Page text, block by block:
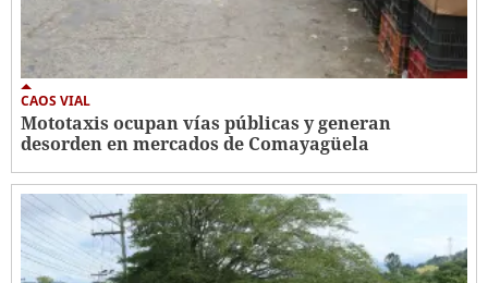
CAOS VIAL
Mototaxis ocupan vías públicas y generan
desorden en mercados de Comayagüela